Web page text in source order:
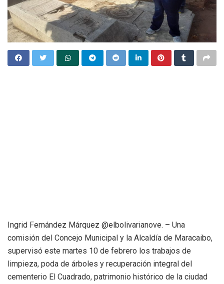
Ingrid Fernández Márquez @elbolivarianove. – Una
comisión del Concejo Municipal y la Alcaldía de Maracaibo,
supervisó este martes 10 de febrero los trabajos de
limpieza, poda de árboles y recuperación integral del
cementerio El Cuadrado, patrimonio histórico de la ciudad